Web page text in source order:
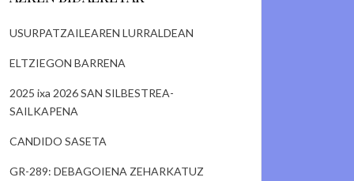
USURPATZAILEAREN LURRALDEAN
ELTZIEGON BARRENA
2025 ixa 2026 SAN SILBESTREA-
SAILKAPENA
CANDIDO SASETA
GR-289: DEBAGOIENA ZEHARKATUZ